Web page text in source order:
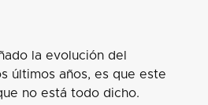
la evolución del
últimos años, es que este
no está todo dicho.